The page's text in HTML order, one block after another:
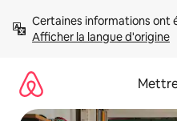
directement
Afficher la langue d'origine